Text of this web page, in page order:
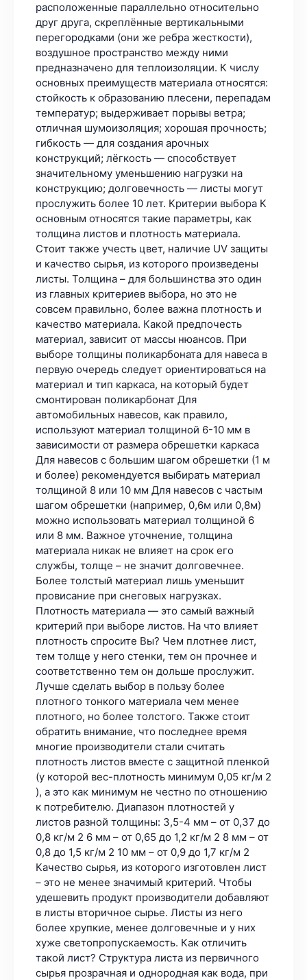
расположенные параллельно относительно
друг друга, скреплённые вертикальными
перегородками (они же ребра жесткости),
воздушное пространство между ними
предназначено для теплоизоляции. К числу
основных преимуществ материала относятся:
стойкость к образованию плесени, перепадам
температур; выдерживает порывы ветра;
отличная шумоизоляция; хорошая прочность;
гибкость — для создания арочных
конструкций; лёгкость — способствует
значительному уменьшению нагрузки на
конструкцию; долговечность — листы могут
прослужить более 10 лет. Критерии выбора К
основным относятся такие параметры, как
толщина листов и плотность материала.
Стоит также учесть цвет, наличие UV защиты
и качество сырья, из которого произведены
листы. Толщина – для большинства это один
из главных критериев выбора, но это не
совсем правильно, более важна плотность и
качество материала. Какой предпочесть
материал, зависит от массы нюансов. При
выборе толщины поликарбоната для навеса в
первую очередь следует ориентироваться на
материал и тип каркаса, на который будет
смонтирован поликарбонат Для
автомобильных навесов, как правило,
используют материал толщиной 6-10 мм в
зависимости от размера обрешетки каркаса
Для навесов с большим шагом обрешетки (1 м
и более) рекомендуется выбирать материал
толщиной 8 или 10 мм Для навесов с частым
шагом обрешетки (например, 0,6м или 0,8м)
можно использовать материал толщиной 6
или 8 мм. Важное уточнение, толщина
материала никак не влияет на срок его
службы, толще – не значит долговечнее.
Более толстый материал лишь уменьшит
провисание при снеговых нагрузках.
Плотность материала — это самый важный
критерий при выборе листов. На что влияет
плотность спросите Вы? Чем плотнее лист,
тем толще у него стенки, тем он прочнее и
соответственно тем он дольше прослужит.
Лучше сделать выбор в пользу более
плотного тонкого материала чем менее
плотного, но более толстого. Также стоит
обратить внимание, что последнее время
многие производители стали считать
плотность листов вместе с защитной пленкой
(у которой вес-плотность минимум 0,05 кг/м 2
), а это как минимум не честно по отношению
к потребителю. Диапазон плотностей у
листов разной толщины: 3,5-4 мм – от 0,37 до
0,8 кг/м 2 6 мм – от 0,65 до 1,2 кг/м 2 8 мм – от
0,8 до 1,5 кг/м 2 10 мм – от 0,9 до 1,7 кг/м 2
Качество сырья, из которого изготовлен лист
– это не менее значимый критерий. Чтобы
удешевить продукт производители добавляют
в листы вторичное сырье. Листы из него
более хрупкие, менее долговечные и у них
хуже светопропускаемость. Как отличить
такой лист? Структура листа из первичного
сырья прозрачная и однородная как вода, при